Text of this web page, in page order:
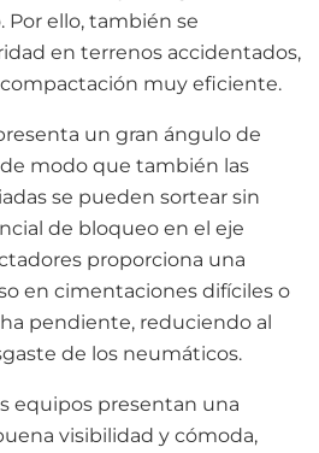
ello, también se
en terrenos accidentados,
muy eficiente.
un gran ángulo de
modo que también las
se pueden sortear sin
de bloqueo en el eje
proporciona una
en cimentaciones difíciles o
pendiente, reduciendo al
de los neumáticos.
equipos presentan una
visibilidad y cómoda,